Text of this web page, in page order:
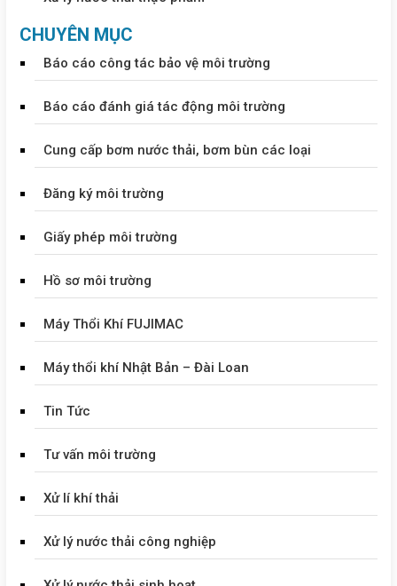
CHUYÊN MỤC
Báo cáo công tác bảo vệ môi trường
Báo cáo đánh giá tác động môi trường
Cung cấp bơm nước thải, bơm bùn các loại
Đăng ký môi trường
Giấy phép môi trường
Hồ sơ môi trường
Máy Thổi Khí FUJIMAC
Máy thổi khí Nhật Bản – Đài Loan
Tin Tức
Tư vấn môi trường
Xử lí khí thải
Xử lý nước thải công nghiệp